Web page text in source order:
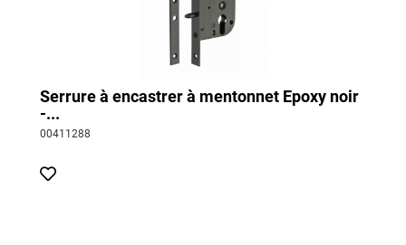
Serrure à encastrer à mentonnet Epoxy noir
-...
00411288